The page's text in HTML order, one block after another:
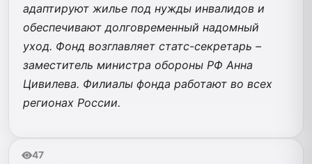
адаптируют жилье под нужды инвалидов и
обеспечивают долговременный надомный
уход. Фонд возглавляет статс-секретарь –
заместитель министра обороны РФ Анна
Цивилева. Филиалы фонда работают во всех
регионах России.
47